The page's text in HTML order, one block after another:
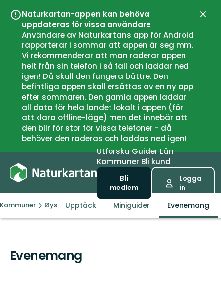
Naturkartan-appen kan behöva
uppdateras för vissa användare
Användare av Naturkartans app för Android
rapporterar i sommar att appen är seg mm.
Vi rekommenderar att man raderar appen
helt från sin telefon i så fall och laddar ned
igen! Då skall den fungera bättre. Den
befintliga appen skall ersättas av en ny app
efter sommaren. Den gamla appen laddar
all data för hela landet lokalt i appen (för
att klara offline-läge) men det innebär att
den blir för stor för vissa telefoner - då
behöver den raderas och laddas ned igen!
UtforskaGuiderLän
Kommuner Bli kund
Bli
medlem
Logga
in
Kommuner Øystre Slidre
Upptäck Miniguider Evenemang
Evenemang